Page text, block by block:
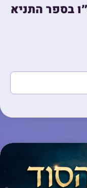
בספר התניא